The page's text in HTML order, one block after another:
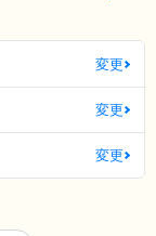
変更
変更
変更